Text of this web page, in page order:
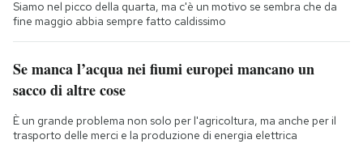
Siamo nel picco della quarta, ma c'è un motivo se sembra che da
fine maggio abbia sempre fatto caldissimo
Se manca l’acqua nei fiumi europei mancano un
sacco di altre cose
È un grande problema non solo per l'agricoltura, ma anche per il
trasporto delle merci e la produzione di energia elettrica